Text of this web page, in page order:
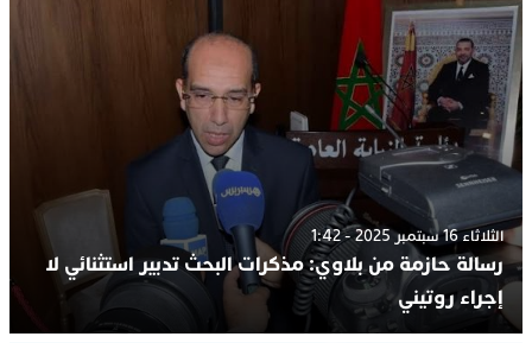
الثلاثاء 16 سبتمبر 2025 - 1:42
رسالة حازمة من بلاوي: مذكرات البحث تدبير استثنائي لا
إجراء روتيني